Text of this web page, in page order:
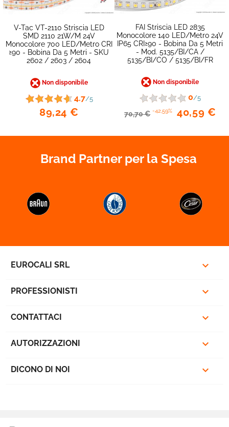
V-Tac VT-2110 Striscia LED
SMD 2110 21W/m 24V
Monocolore 700 LED/metro CRI
≥90 - Bobina Da 5 Metri - SKU
2602 / 2603 / 2604
Non disponibile
4.7/5
89,24 €
favorite_border
FAI Striscia LED 2835
Monocolore 140 LED/metro 24V
IP65 CRI≥90 - Bobina Da 5 Metri
- Mod. 5135/BI/CA /
5135/BI/CO / 5135/BI/FR
Non disponibile
0/5
70,70 € -42,59% 40,59 €
Brand Partner per la Spesa
EUROCALI SRL 
PROFESSIONISTI 
CONTATTACI 
AUTORIZZAZIONI 
DICONO DI NOI 